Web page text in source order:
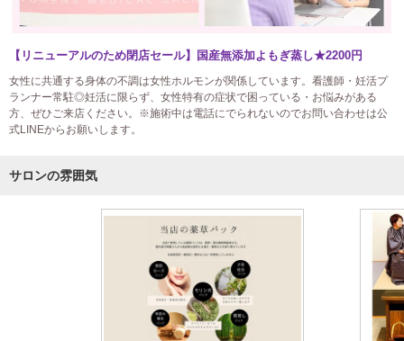
【リニューアルのため閉店セール】国産無添加よもぎ蒸し★2200円
女性に共通する身体の不調は女性ホルモンが関係しています。看護師・妊活プ
ランナー常駐◎妊活に限らず、女性特有の症状で困っている・お悩みがある
方、ぜひご来店ください。※施術中は電話にでられないのでお問い合わせは公
式LINEからお願いします。
サロンの雰囲気